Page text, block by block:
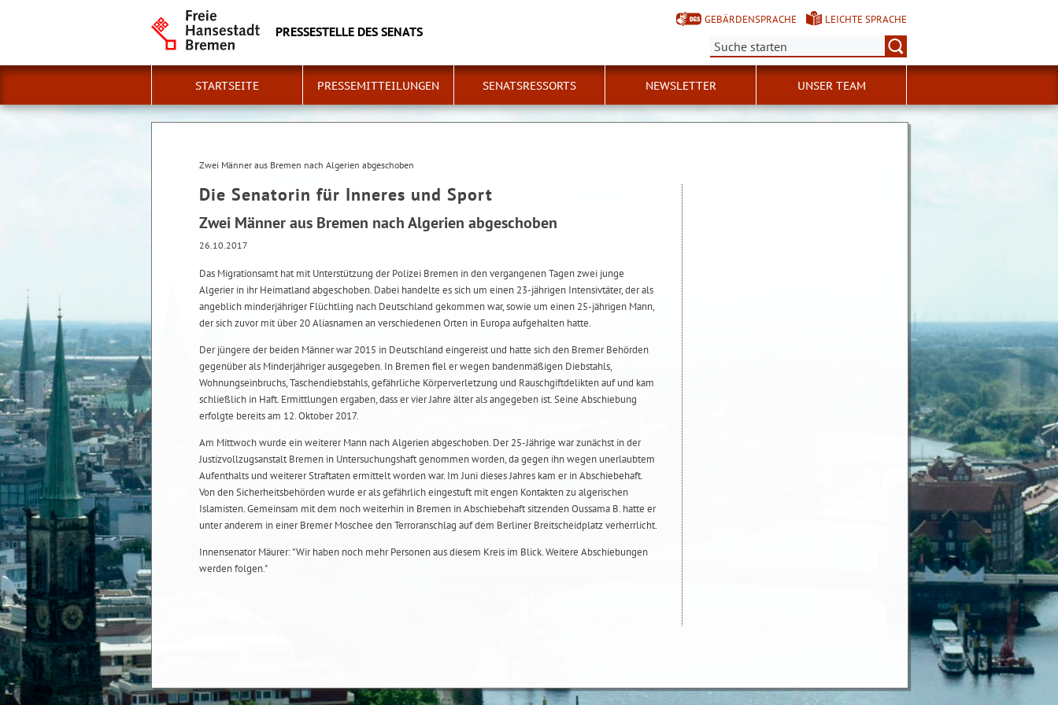
PRESSESTELLE DES SENATS
GEBÄRDENSPRACHE
LEICHTE SPRACHE
Suche:
STARTSEITE PRESSEMITTEILUNGEN SENATSRESSORTS NEWSLETTER UNSER TEAM
Zwei Männer aus Bremen nach Algerien abgeschoben
Die Senatorin für Inneres und Sport
Zwei Männer aus Bremen nach Algerien abgeschoben
26.10.2017
Das Migrationsamt hat mit Unterstützung der Polizei Bremen in den vergangenen Tagen zwei junge
Algerier in ihr Heimatland abgeschoben. Dabei handelte es sich um einen 23-jährigen Intensivtäter, der als
angeblich minderjähriger Flüchtling nach Deutschland gekommen war, sowie um einen 25-jährigen Mann,
der sich zuvor mit über 20 Aliasnamen an verschiedenen Orten in Europa aufgehalten hatte.
Der jüngere der beiden Männer war 2015 in Deutschland eingereist und hatte sich den Bremer Behörden
gegenüber als Minderjähriger ausgegeben. In Bremen fiel er wegen bandenmäßigen Diebstahls,
Wohnungseinbruchs, Taschendiebstahls, gefährliche Körperverletzung und Rauschgiftdelikten auf und kam
schließlich in Haft. Ermittlungen ergaben, dass er vier Jahre älter als angegeben ist. Seine Abschiebung
erfolgte bereits am 12. Oktober 2017.
Am Mittwoch wurde ein weiterer Mann nach Algerien abgeschoben. Der 25-Jährige war zunächst in der
Justizvollzugsanstalt Bremen in Untersuchungshaft genommen worden, da gegen ihn wegen unerlaubtem
Aufenthalts und weiterer Straftaten ermittelt worden war. Im Juni dieses Jahres kam er in Abschiebehaft.
Von den Sicherheitsbehörden wurde er als gefährlich eingestuft mit engen Kontakten zu algerischen
Islamisten. Gemeinsam mit dem noch weiterhin in Bremen in Abschiebehaft sitzenden Oussama B. hatte er
unter anderem in einer Bremer Moschee den Terroranschlag auf dem Berliner Breitscheidplatz verherrlicht.
Innensenator Mäurer: "Wir haben noch mehr Personen aus diesem Kreis im Blick. Weitere Abschiebungen
werden folgen."